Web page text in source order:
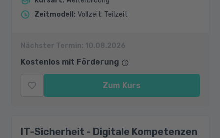
Zeitmodell: Vollzeit, Teilzeit
Nächster Termin: 10.08.2026
Kostenlos mit Förderung
Zum Kurs
IT-Sicherheit - Digitale Kompetenzen